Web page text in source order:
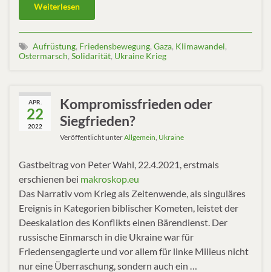
Weiterlesen
Aufrüstung, Friedensbewegung, Gaza, Klimawandel,
Ostermarsch, Solidarität, Ukraine Krieg
APR.
22
2022
Kompromissfrieden oder
Siegfrieden?
Veröffentlicht unterAllgemein Ukraine
Gastbeitrag von Peter Wahl, 22.4.2021, erstmals
erschienen bei makroskop.eu
Das Narrativ vom Krieg als Zeitenwende, als singuläres
Ereignis in Kategorien biblischer Kometen, leistet der
Deeskalation des Konflikts einen Bärendienst. Der
russische Einmarsch in die Ukraine war für
Friedensengagierte und vor allem für linke Milieus nicht
nur eine Überraschung, sondern auch ein …